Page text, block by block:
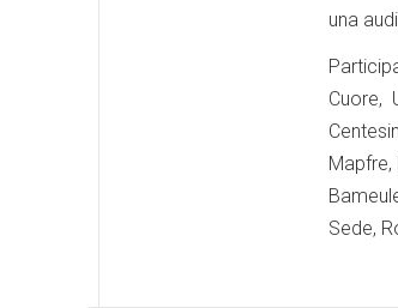
una
Cuore,
Mapfre,
Sede,